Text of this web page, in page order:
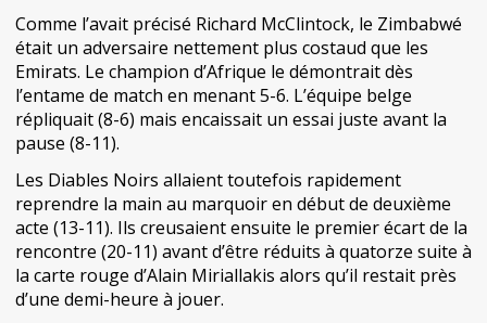
Comme l’avait précisé Richard McClintock, le Zimbabwé
était un adversaire nettement plus costaud que les
Emirats. Le champion d’Afrique le démontrait dès
l’entame de match en menant 5-6. L’équipe belge
répliquait (8-6) mais encaissait un essai juste avant la
pause (8-11).
Les Diables Noirs allaient toutefois rapidement
reprendre la main au marquoir en début de deuxième
acte (13-11). Ils creusaient ensuite le premier écart de la
rencontre (20-11) avant d’être réduits à quatorze suite à
la carte rouge d’Alain Miriallakis alors qu’il restait près
d’une demi-heure à jouer.